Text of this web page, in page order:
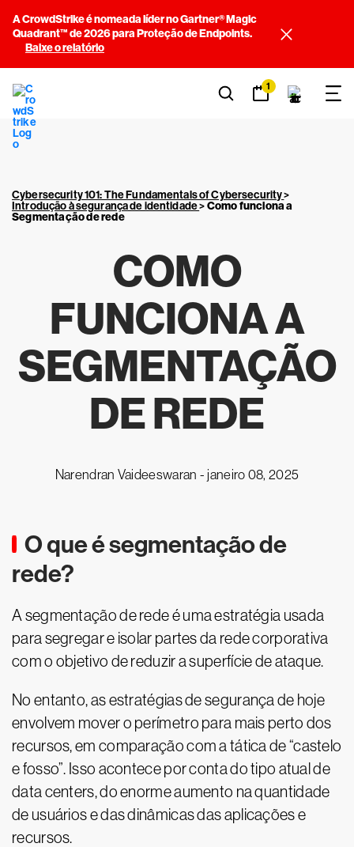
A CrowdStrike é nomeada líder no Gartner® Magic
Quadrant™ de 2026 para Proteção de Endpoints.
Baixe o relatório
1
Cybersecurity 101: The Fundamentals of Cybersecurity>
Introdução à segurança de identidade>Como funciona a
Segmentação de rede
COMO
FUNCIONA A
SEGMENTAÇÃO
DE REDE
Narendran Vaideeswaran - janeiro 08, 2025
O que é segmentação de
rede?
A segmentação de rede é uma estratégia usada
para segregar e isolar partes da rede corporativa
com o objetivo de reduzir a superfície de ataque.
No entanto, as estratégias de segurança de hoje
envolvem mover o perímetro para mais perto dos
recursos, em comparação com a tática de “castelo
e fosso”. Isso acontece por conta do tipo atual de
data centers, do enorme aumento na quantidade
de usuários e das dinâmicas das aplicações e
recursos.